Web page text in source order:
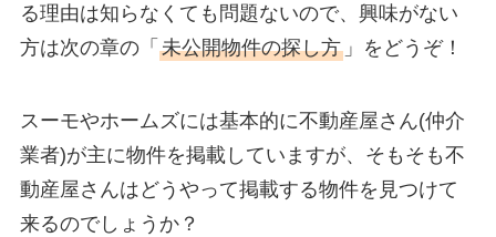
る理由は知らなくても問題ないので、興味がない
方は次の章の「 未公開物件の探し方」をどうぞ！
スーモやホームズには基本的に不動産屋さん(仲介
業者)が主に物件を掲載していますが、そもそも不
動産屋さんはどうやって掲載する物件を見つけて
来るのでしょうか？